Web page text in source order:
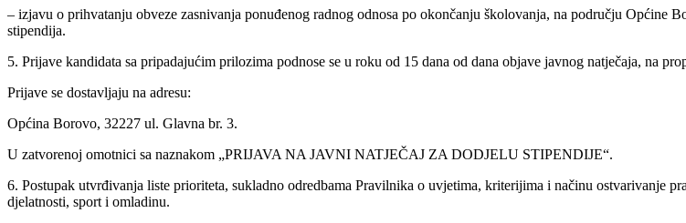
– izjavu o prihvatanju obveze zasnivanja ponuđenog radnog odnosa po okončanju školovanja, na području Općine
stipendija.
5. Prijave kandidata sa pripadajućim prilozima podnose se u roku od 15 dana od dana objave javnog natječaja, na
Prijave se dostavljaju na adresu:
Općina Borovo, 32227 ul. Glavna br. 3.
U zatvorenoj omotnici sa naznakom „PRIJAVA NA JAVNI NATJEČAJ ZA DODJELU STIPENDIJE“.
6. Postupak utvrđivanja liste prioriteta, sukladno odredbama Pravilnika o uvjetima, kriterijima i načinu ostvarivanje
djelatnosti, sport i omladinu.